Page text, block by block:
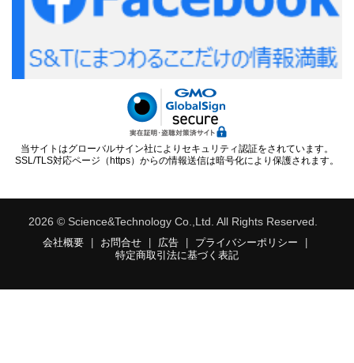
当サイトはグローバルサイン社によりセキュリティ認証をされています。
SSL/TLS対応ページ（https）からの情報送信は暗号化により保護されます。
2026 © Science&Technology Co.,Ltd. All Rights Reserved.
会社概要 お問合せ 広告 プライバシーポリシー
特定商取引法に基づく表記